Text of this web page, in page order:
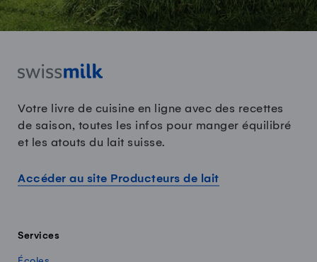
Votre livre de cuisine en ligne avec des recettes
de saison, toutes les infos pour manger équilibré
et les atouts du lait suisse.
Accéder au site Producteurs de lait
Services